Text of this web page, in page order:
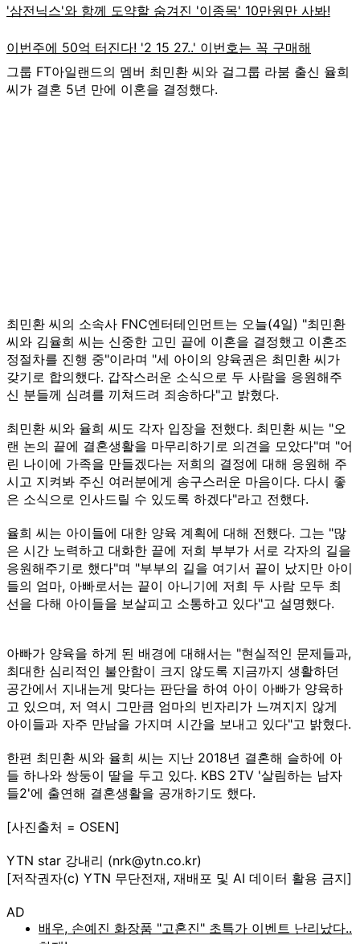
그룹 FT아일랜드의 멤버 최민환 씨와 걸그룹 라붐 출신 율희
씨가 결혼 5년 만에 이혼을 결정했다.
최민환 씨의 소속사 FNC엔터테인먼트는 오늘(4일) "최민환
씨와 김율희 씨는 신중한 고민 끝에 이혼을 결정했고 이혼조
정절차를 진행 중"이라며 "세 아이의 양육권은 최민환 씨가
갖기로 합의했다. 갑작스러운 소식으로 두 사람을 응원해주
신 분들께 심려를 끼쳐드려 죄송하다"고 밝혔다.
최민환 씨와 율희 씨도 각자 입장을 전했다. 최민환 씨는 "오
랜 논의 끝에 결혼생활을 마무리하기로 의견을 모았다"며 "어
린 나이에 가족을 만들겠다는 저희의 결정에 대해 응원해 주
시고 지켜봐 주신 여러분에게 송구스러운 마음이다. 다시 좋
은 소식으로 인사드릴 수 있도록 하겠다"라고 전했다.
율희 씨는 아이들에 대한 양육 계획에 대해 전했다. 그는 "많
은 시간 노력하고 대화한 끝에 저희 부부가 서로 각자의 길을
응원해주기로 했다"며 "부부의 길을 여기서 끝이 났지만 아이
들의 엄마, 아빠로서는 끝이 아니기에 저희 두 사람 모두 최
선을 다해 아이들을 보살피고 소통하고 있다"고 설명했다.
아빠가 양육을 하게 된 배경에 대해서는 "현실적인 문제들과,
최대한 심리적인 불안함이 크지 않도록 지금까지 생활하던
공간에서 지내는게 맞다는 판단을 하여 아이 아빠가 양육하
고 있으며, 저 역시 그만큼 엄마의 빈자리가 느껴지지 않게
아이들과 자주 만남을 가지며 시간을 보내고 있다"고 밝혔다.
한편 최민환 씨와 율희 씨는 지난 2018년 결혼해 슬하에 아
들 하나와 쌍둥이 딸을 두고 있다. KBS 2TV '살림하는 남자
들2'에 출연해 결혼생활을 공개하기도 했다.
[사진출처 = OSEN]
YTN star 강내리 (nrk@ytn.co.kr)
[저작권자(c) YTN 무단전재, 재배포 및 AI 데이터 활용 금지]
AD